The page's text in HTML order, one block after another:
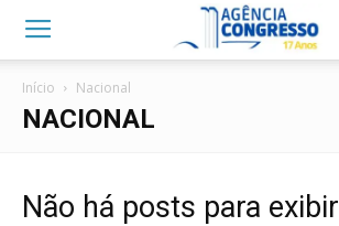
Início Nacional
NACIONAL
Não há posts para exibir